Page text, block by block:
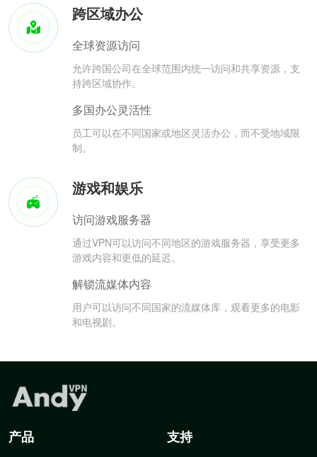
跨区域办公
全球资源访问
允许跨国公司在全球范围内统一访问和共享资源，支
持跨区域协作。
多国办公灵活性
员工可以在不同国家或地区灵活办公，而不受地域限
制。
游戏和娱乐
访问游戏服务器
通过VPN可以访问不同地区的游戏服务器，享受更多
游戏内容和更低的延迟。
解锁流媒体内容
用户可以访问不同国家的流媒体库，观看更多的电影
和电视剧。
产品 支持